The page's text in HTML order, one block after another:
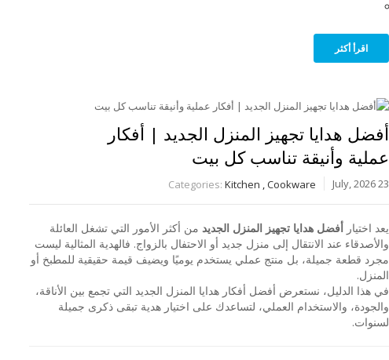
اقرأ أكثر
أفضل هدايا تجهيز المنزل الجديد | أفكار
عملية وأنيقة تناسب كل بيت
23 July, 2026
Categories: Kitchen ,Cookware
يعد اختيارأفضل هدايا تجهيز المنزل الجديد من أكثر الأمور التي تشغل العائلة
والأصدقاء عند الانتقال إلى منزل جديد أو الاحتفال بالزواج. فالهدية المثالية ليست
مجرد قطعة جميلة، بل منتج عملي يستخدم يوميًا ويضيف قيمة حقيقية للمطبخ أو
المنزل.
في هذا الدليل، نستعرض أفضل أفكار هدايا المنزل الجديد التي تجمع بين الأناقة،
والجودة، والاستخدام العملي، لتساعدك على اختيار هدية تبقى ذكرى جميلة
لسنوات.